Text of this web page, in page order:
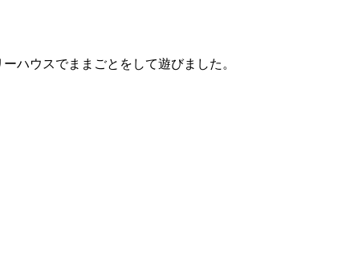
ハウスでままごとをして遊びました。